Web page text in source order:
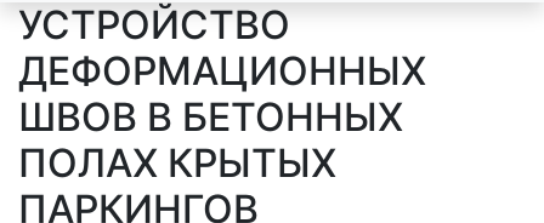
УСТРОЙСТВО
ДЕФОРМАЦИОННЫХ
ШВОВ В БЕТОННЫХ
ПОЛАХ КРЫТЫХ
ПАРКИНГОВ